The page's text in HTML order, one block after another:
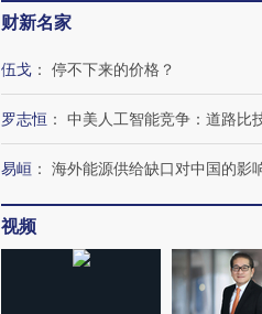
财新名家
伍戈 ： 停不下来的价格？
罗志恒 ： 中美人工智能竞争：道路比
易峘 ： 海外能源供给缺口对中国的影
视频